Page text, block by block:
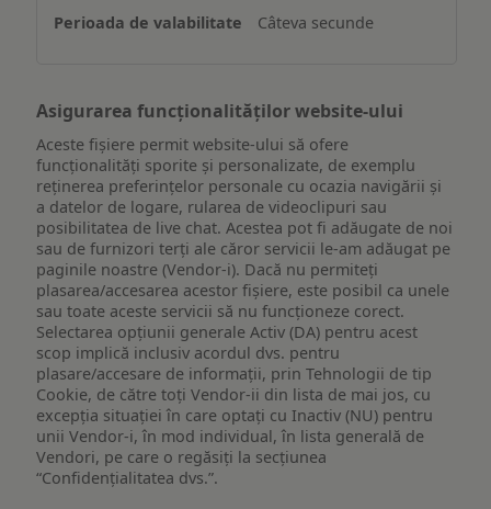
dispozitiv
Câteva secunde
Asigurarea funcționalităților website-ului
Aceste fișiere permit website-ului să ofere
funcționalități sporite și personalizate, de exemplu
reţinerea preferinţelor personale cu ocazia navigării și
a datelor de logare, rularea de videoclipuri sau
posibilitatea de live chat. Acestea pot fi adăugate de noi
sau de furnizori terți ale căror servicii le-am adăugat pe
paginile noastre (Vendor-i). Dacă nu permiteți
plasarea/accesarea acestor fișiere, este posibil ca unele
sau toate aceste servicii să nu funcționeze corect.
Selectarea opțiunii generale Activ (DA) pentru acest
scop implică inclusiv acordul dvs. pentru
plasare/accesare de informații, prin Tehnologii de tip
Cookie, de către toți Vendor-ii din lista de mai jos, cu
excepția situației în care optați cu Inactiv (NU) pentru
unii Vendor-i, în mod individual, în lista generală de
Vendori, pe care o regăsiți la secțiunea
“Confidențialitatea dvs.”.